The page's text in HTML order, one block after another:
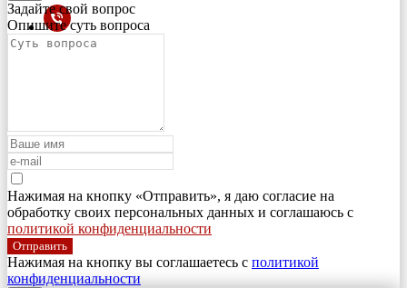
Задайте свой вопрос
Опишите суть вопроса
Нажимая на кнопку «Отправить», я даю согласие на
обработку своих персональных данных и соглашаюсь с
политикой конфиденциальности
Отправить
Нажимая на кнопку вы соглашаетесь с политикой
конфиденциальности